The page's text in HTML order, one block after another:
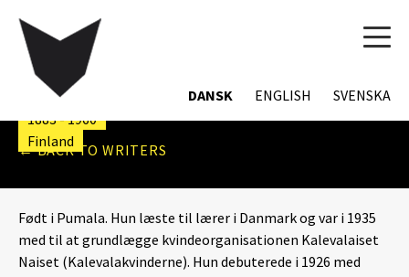
DANSK ENGLISH SVENSKA
← BACK TO WRITERS
ELSA HEPORAUTA
1883 - 1960
Finland
Født i Pumala. Hun læste til lærer i Danmark og var i 1935
med til at grundlægge kvindeorganisationen Kalevalaiset
Naiset (Kalevalakvinderne). Hun debuterede i 1926 med